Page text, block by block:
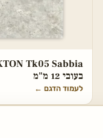
בעובי 12 מ"מ
לעמוד הדגם ←